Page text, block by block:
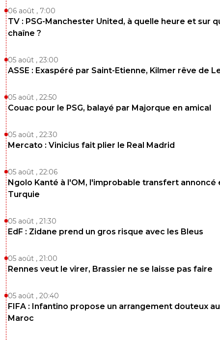
06 août , 7:00
TV : PSG-Manchester United, à quelle heure et sur
chaîne ?
05 août , 23:00
ASSE : Exaspéré par Saint-Etienne, Kilmer rêve de
05 août , 22:50
Couac pour le PSG, balayé par Majorque en amical
05 août , 22:30
Mercato : Vinicius fait plier le Real Madrid
05 août , 22:06
Ngolo Kanté à l'OM, l'improbable transfert annoncé
Turquie
05 août , 21:30
EdF : Zidane prend un gros risque avec les Bleus
05 août , 21:00
Rennes veut le virer, Brassier ne se laisse pas faire
05 août , 20:40
FIFA : Infantino propose un arrangement douteux au
Maroc